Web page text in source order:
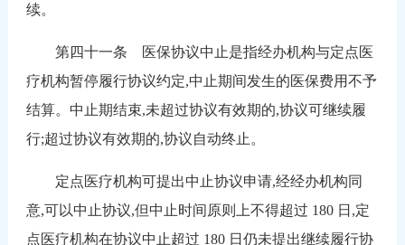
续。
第四十一条 医保协议中止是指经办机构与定点医
疗机构暂停履行协议约定,中止期间发生的医保费用不予
结算。中止期结束,未超过协议有效期的,协议可继续履
行;超过协议有效期的,协议自动终止。
定点医疗机构可提出中止协议申请,经经办机构同
意,可以中止协议,但中止时间原则上不得超过 180 日,定
点医疗机构在协议中止超过 180 日仍未提出继续履行协